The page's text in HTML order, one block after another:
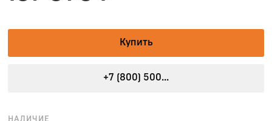
Купить
+7 (800) 500...